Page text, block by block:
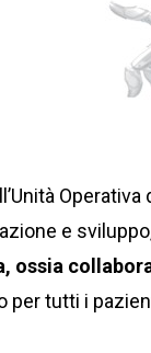
e
ossia
tutti i